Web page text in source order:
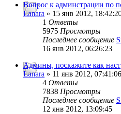
Вопрос к админстрации по
Lanara » 15 янв 2012,
1 Ответы
5975 Просмотры
Последнее сообщение
16 янв 2012, 06:26:23
Админы, поскажите как
Lanara » 11 янв 2012, 07:41:06
4 Ответы
7838 Просмотры
Последнее сообщение
12 янв 2012, 13:09:45